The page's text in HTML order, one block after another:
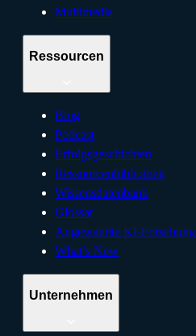
Multimedia
Ressourcen
Blog
Podcast
Erfolgsgeschichten
Ressourcenbibliothek
Wissensdatenbank
Glossar
Angewandte KI-Forschung
What’s New
Unternehmen